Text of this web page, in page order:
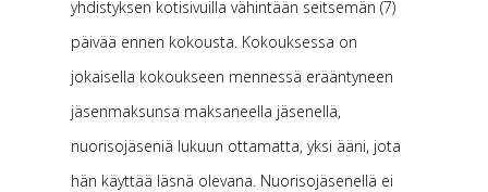
yhdistyksen kotisivuilla vähintään seitsemän (7)
päivää ennen kokousta. Kokouksessa on
jokaisella kokoukseen mennessä erääntyneen
jäsenmaksunsa maksaneella jäsenellä,
nuorisojäseniä lukuun ottamatta, yksi ääni, jota
hän käyttää läsnä olevana. Nuorisojäsenellä ei